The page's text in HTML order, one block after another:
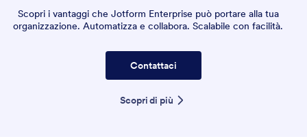
Scopri i vantaggi che Jotform Enterprise può portare alla tua
organizzazione. Automatizza e collabora. Scalabile con facilità.
Contattaci
Scopri di più